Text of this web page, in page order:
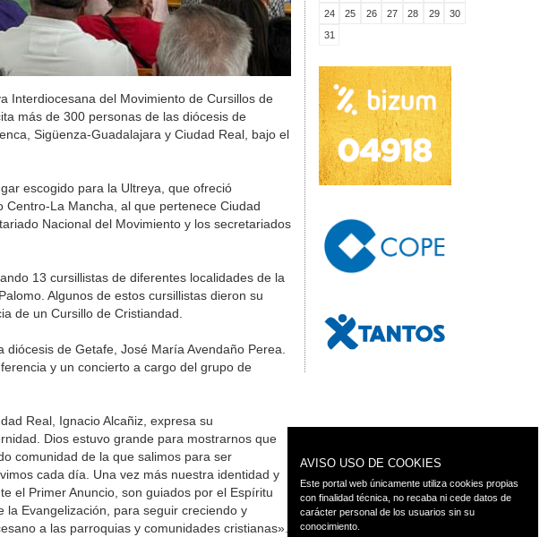
Interdiocesana del Movimiento de Cursillos de
más de 300 personas de las diócesis de
Sigüenza-Guadalajara y Ciudad Real, bajo el
escogido para la Ultreya, que ofreció
La Mancha, al que pertenece Ciudad
Nacional del Movimiento y los secretariados
13 cursillistas de diferentes localidades de la
Algunos de estos cursillistas dieron su
de un Cursillo de Cristiandad.
de Getafe, José María Avendaño Perea.
y un concierto a cargo del grupo de
Real, Ignacio Alcañiz, expresa su
Dios estuvo grande para mostrarnos que
comunidad de la que salimos para ser
cada día. Una vez más nuestra identidad y
el Primer Anuncio, son guiados por el Espíritu
Evangelización, para seguir creciendo y
a las parroquias y comunidades cristianas».
24
25 26 27 28 29
30
31
AVISO USO DE COOKIES
Este portal web únicamente utiliza cookies propias
con finalidad técnica, no recaba ni cede datos de
carácter personal de los usuarios sin su
conocimiento.